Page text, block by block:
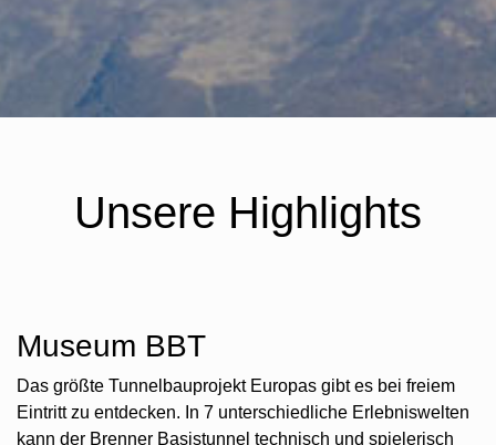
Unsere Highlights
Museum BBT
Das größte Tunnelbauprojekt Europas gibt es bei freiem
Eintritt zu entdecken. In 7 unterschiedliche Erlebniswelten
kann der Brenner Basistunnel technisch und spielerisch